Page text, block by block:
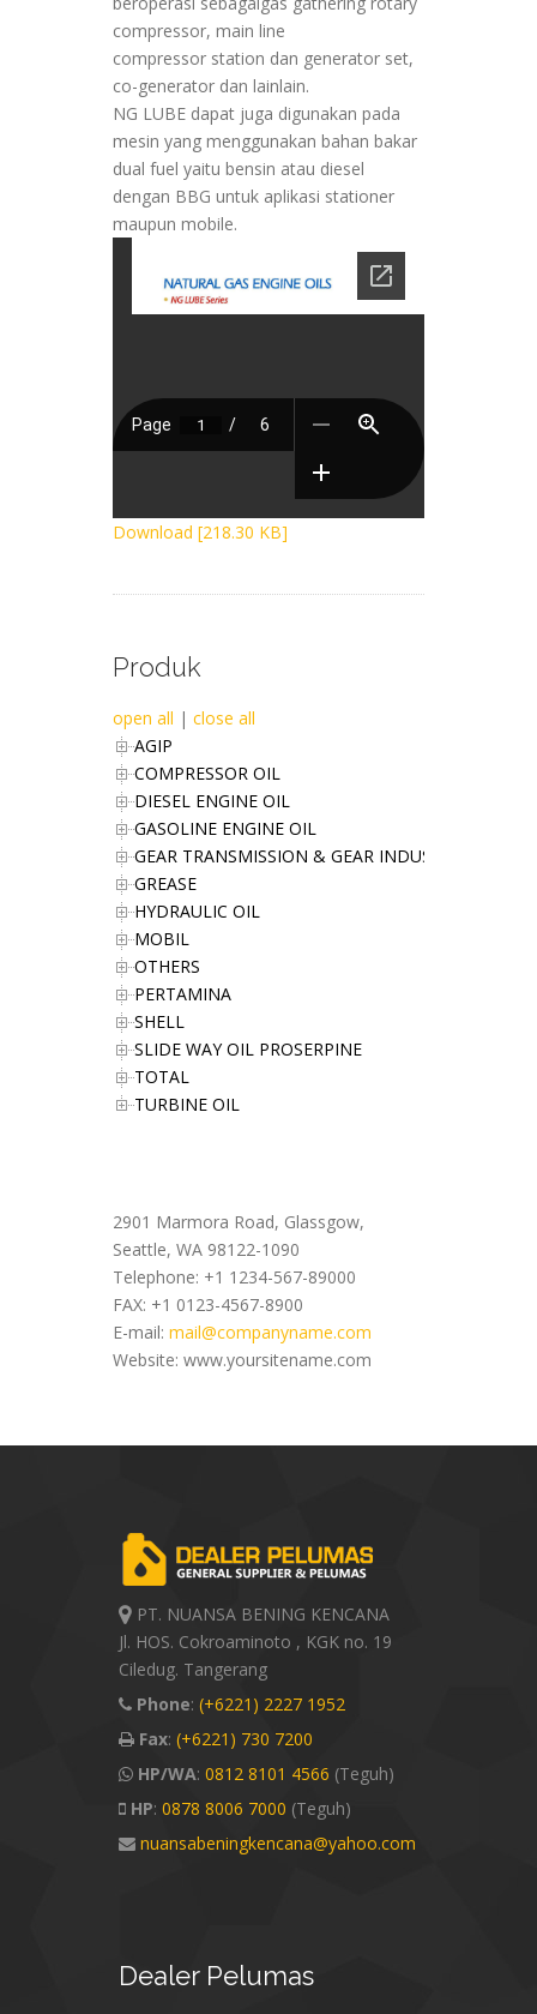
compressor, main line
compressor station dan generator set,
co-generator dan lainlain.
NG LUBE dapat juga digunakan pada
mesin yang menggunakan bahan bakar
dual fuel yaitu bensin atau diesel
dengan BBG untuk aplikasi stationer
maupun mobile.
Download [218.30 KB]
Produk
open all | close all
AGIP
COMPRESSOR OIL
DIESEL ENGINE OIL
GASOLINE ENGINE OIL
GEAR TRANSMISSION & GEAR INDUSTRIES OIL
GREASE
HYDRAULIC OIL
MOBIL
OTHERS
PERTAMINA
SHELL
SLIDE WAY OIL PROSERPINE
TOTAL
TURBINE OIL
2901 Marmora Road, Glassgow,
Seattle, WA 98122-1090
Telephone: +1 1234-567-89000
FAX: +1 0123-4567-8900
E-mail: mail@companyname.com
Website: www.yoursitename.com
PT. NUANSA BENING KENCANA
Jl. HOS. Cokroaminoto , KGK no. 19
Ciledug. Tangerang
Phone: (+6221) 2227 1952
Fax: (+6221) 730 7200
HP/WA: 0812 8101 4566 (Teguh)
HP: 0878 8006 7000 (Teguh)
nuansabeningkencana@yahoo.com
DealerPelumas